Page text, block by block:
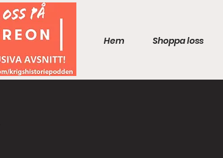
Hem Shoppa loss